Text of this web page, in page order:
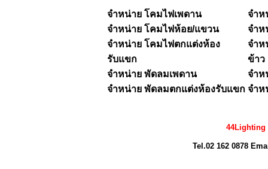
จำหน่าย โคมไฟเพดาน
จำห
จำหน่าย โคมไฟห้อย/แขวน
จำห
จำหน่าย โคมไฟตกแต่งห้อง
รับแขก
จำห
ข้าว
จำหน่าย พัดลมเพดาน
จำห
จำหน่าย พัดลมตกแต่งห้องรับแขก จำห
44Lighting
Tel.02 162 0878